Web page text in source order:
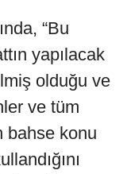
“Bu
yapılacak
olduğu ve
ve tüm
bahse konu